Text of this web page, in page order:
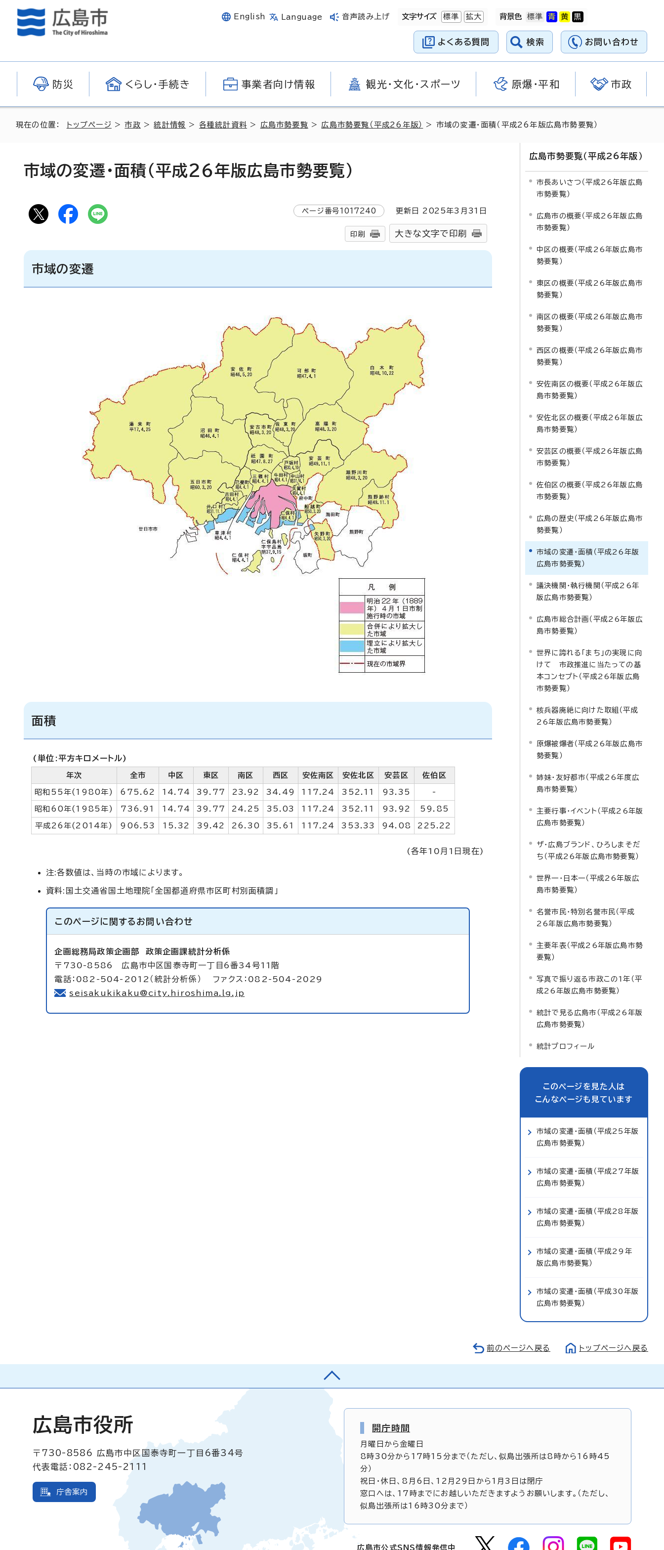
English Language 音声読み上げ 文字サイズ 標準 拡大 背景色
よくある質問 検索 お問い合わせ
防災 くらし・手続き 事業者向け情報 観光・文化・スポーツ 原爆・平和 市政
現在の位置： トップページ >市政 >統計情報 > 各種統計資料 > 広島市勢要覧 > 広島市勢要覧（平成26年版） > 市域の変遷・面積（平成26年版広島市勢要覧）
市域の変遷・面積（平成26年版広島市勢要覧）
ページ番号1017240 更新日 2025年3月 31 日
印刷 大きな文字で印刷
市域の変遷
面積
(単位:平方キロメートル)
年次 全市 中区 東区 南区 西区 安佐南区 安佐北区 安芸区 佐伯区
昭和55年(1980年) 675.62 14.74 39.77 23.92 34.49 117.24 352.11 93.35 -
昭和60年(1985年) 736.91 14.74 39.77 24.25 35.03 117.24 352.11 93.92 59.85
平成26年(2014年) 906.53 15.32 39.42 26.30 35.61 117.24 353.33 94.08 225.22
(各年10月1日現在)
注:各数値は、当時の市域によります。
資料:国土交通省国土地理院「全国都道府県市区町村別面積調」
このページに関する お問い合わせ
企画総務局政策企画部 政策企画課統計分析係
〒730-8586 広島市中区国泰寺町一丁目6番34号11階
電話：082-504-2012（統計分析係） ファクス：082-504-2029
seisakukikaku@city.hiroshima.lg.jp
広島市勢要覧（平成26年版）
市長あいさつ（平成26年版広島
市勢要覧）
広島市の概要（平成26年版広島
市勢要覧）
中区の概要（平成26年版広島市
勢要覧）
東区の概要（平成26年版広島市
勢要覧）
南区の概要（平成26年版広島市
勢要覧）
西区の概要（平成26年版広島市
勢要覧）
安佐南区の概要（平成26年版広
島市勢要覧）
安佐北区の概要（平成26年版広
島市勢要覧）
安芸区の概要（平成26年版広島
市勢要覧）
佐伯区の概要（平成26年版広島
市勢要覧）
広島の歴史（平成26年版広島市
勢要覧）
市域の変遷・面積（平成26年版
広島市勢要覧）
議決機関・執行機関（平成26年
版広島市勢要覧）
広島市総合計画（平成26年版広
島市勢要覧）
世界に誇れる「まち」の実現に向
けて 市政推進に当たっての基
本コンセプト（平成26年版広島
市勢要覧）
核兵器廃絶に向けた取組（平成
26年版広島市勢要覧）
原爆被爆者（平成26年版広島市
勢要覧）
姉妹・友好都市（平成26年度広
島市勢要覧）
主要行事・イベント（平成26年版
広島市勢要覧）
ザ・広島ブランド、ひろしまそだ
ち（平成26年版広島市勢要覧）
世界一・日本一（平成26年版広
島市勢要覧）
名誉市民・特別名誉市民（平成
26年版広島市勢要覧）
主要年表（平成26年版広島市勢
要覧）
写真で振り返る市政この1年（平
成26年版広島市勢要覧）
統計で見る広島市（平成26年版
広島市勢要覧）
統計プロフィール
このページを見た人は
こんなページも見ています
市域の変遷・面積（平成25年版
広島市勢要覧）
市域の変遷・面積（平成27年版
広島市勢要覧）
市域の変遷・面積（平成28年版
広島市勢要覧）
市域の変遷・面積（平成29年
版広島市勢要覧）
市域の変遷・面積（平成30年版
広島市勢要覧）
前のページへ戻る トップページへ戻る
広島市役所
〒730-8586
広島市中区国泰寺町一丁目6番34号
代表電話：082-245-2111
庁舎案内
開庁時間
月曜日から金曜日
8時30分から17時15分まで（ただし、似島出張所は8時から16時45
分）
祝日・休日、8月6日、12月29日から1月3日は閉庁
窓口へは、17時までにお越しいただきますようお願いします。（ただし、
似島出張所は16時30分まで）
広島市公式SNS情報発信中